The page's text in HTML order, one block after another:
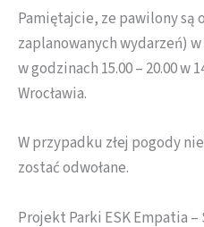
Pamiętajcie, ze pawilony
zaplanowanych wydarzeń)
w godzinach 15.00 – 20.00 w
Wrocławia.
W przypadku złej pogody
zostać odwołane.
Projekt Parki ESK Empatia